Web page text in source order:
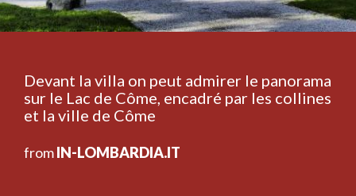
Devant la villa on peut admirer le panorama
sur le Lac de Côme, encadré par les collines
et la ville de Côme
fromIN-LOMBARDIA.IT